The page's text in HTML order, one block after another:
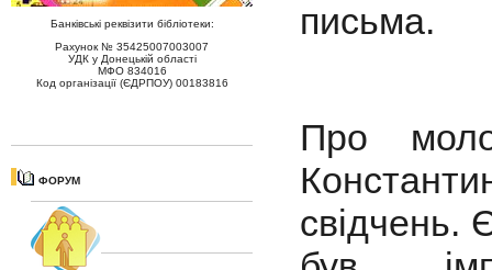
Банківські реквізити бібліотеки:
Рахунок № 35425007003007
УДК у Донецькій області
МФО 834016
Код організації (ЄДРПОУ) 00183816
ФОРУМ
письма.
Про